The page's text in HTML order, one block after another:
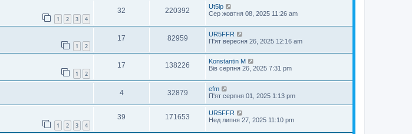
1 2 3 4
32 220392
Ut5lp
Сер жовтня 08, 2025 11:26 am
1 2
17 82959
UR5FFR
П'ят вересня 26, 2025 12:16 am
1 2
17 138226
Konstantin M
Вів серпня 26, 2025 7:31 pm
4 32879
efm
П'ят серпня 01, 2025 1:13 pm
1 2 3 4
39 171653
UR5FFR
Нед липня 27, 2025 11:10 pm